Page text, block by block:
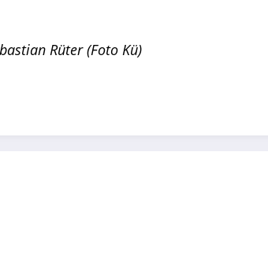
Rüter (Foto Kü)